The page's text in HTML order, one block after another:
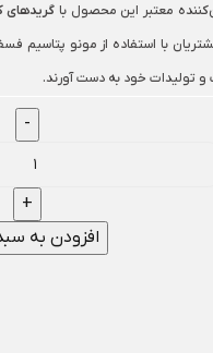
معتبر این محصول با گریدهای
با استفاده از مونو پتاسیم
تولیدات خود به دست آورند.
افزودن به